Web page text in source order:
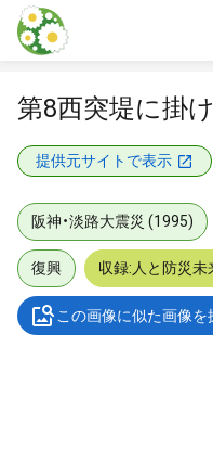
本文に飛ぶ
第8西突堤に掛
提供元サイトで表示
阪神・淡路大震災 (1995)
復興 収録:人と防災
この画像に似た画像を